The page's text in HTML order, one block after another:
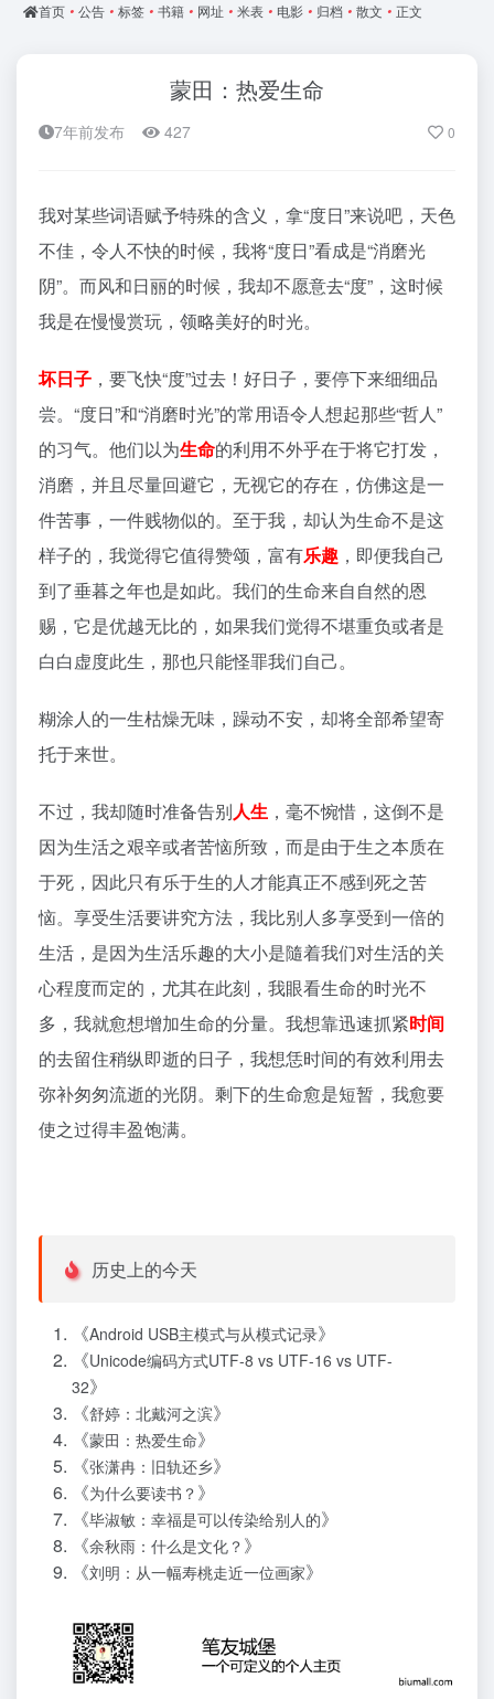
首页 • 公告 • 标签 • 书籍 • 网址 • 米表 • 电影 • 归档 • 散文 • 正文
蒙田：热爱生命
7年前发布 427 0
我对某些词语赋予特殊的含义，拿“度日”来说吧，天色
不佳，令人不快的时候，我将“度日”看成是“消磨光
阴”。而风和日丽的时候，我却不愿意去“度”，这时候
我是在慢慢赏玩，领略美好的时光。
坏日子 ，要飞快“度”过去！好日子，要停下来细细品
尝。“度日”和“消磨时光”的常用语令人想起那些“哲人”
的习气。他们以为生命的利用不外乎在于将它打发，
消磨，并且尽量回避它，无视它的存在，仿佛这是一
件苦事，一件贱物似的。至于我，却认为生命不是这
样子的，我觉得它值得赞颂，富有乐趣 ，即便我自己
到了垂暮之年也是如此。我们的生命来自自然的恩
赐，它是优越无比的，如果我们觉得不堪重负或者是
白白虚度此生，那也只能怪罪我们自己。
糊涂人的一生枯燥无味，躁动不安，却将全部希望寄
托于来世。
不过，我却随时准备告别人生 ，毫不惋惜，这倒不是
因为生活之艰辛或者苦恼所致，而是由于生之本质在
于死，因此只有乐于生的人才能真正不感到死之苦
恼。享受生活要讲究方法，我比别人多享受到一倍的
生活，是因为生活乐趣的大小是隨着我们对生活的关
心程度而定的，尤其在此刻，我眼看生命的时光不
多，我就愈想增加生命的分量。我想靠迅速抓紧时间
的去留住稍纵即逝的日子，我想恁时间的有效利用去
弥补匆匆流逝的光阴。剩下的生命愈是短暂，我愈要
使之过得丰盈饱满。
历史上的今天
《Android USB主模式与从模式记录》
《Unicode编码方式UTF-8 vs UTF-16 vs UTF-
32》
《舒婷：北戴河之滨》
《蒙田：热爱生命》
《张潇冉：旧轨还乡》
《为什么要读书？ 》
《毕淑敏：幸福是可以传染给别人的》
《余秋雨：什么是文化？ 》
《刘明：从一幅寿桃走近一位画家》